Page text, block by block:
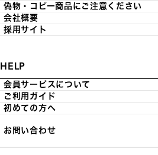
偽物・コピー商品にご注意ください
会社概要
採用サイト
HELP
会員サービスについて
ご利用ガイド
初めての方へ
お問い合わせ